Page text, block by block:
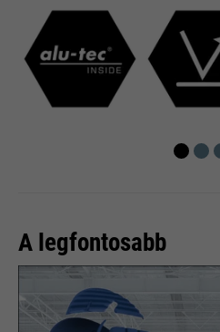
A legfontosabb